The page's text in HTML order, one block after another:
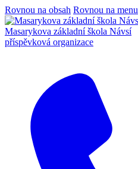
Rovnou na obsah Rovnou na menu
Masarykova základní škola Návsí
příspěvková organizace